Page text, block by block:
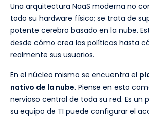
Una arquitectura NaaS moderna no
todo su hardware físico; se trata de
potente cerebro basado en la nube.
desde cómo crea las políticas hasta
realmente sus usuarios.
En el núcleo mismo se encuentra el
nativo de la nube. Piense en esto
nervioso central de toda su red. Es un
su equipo de TI puede configurar el